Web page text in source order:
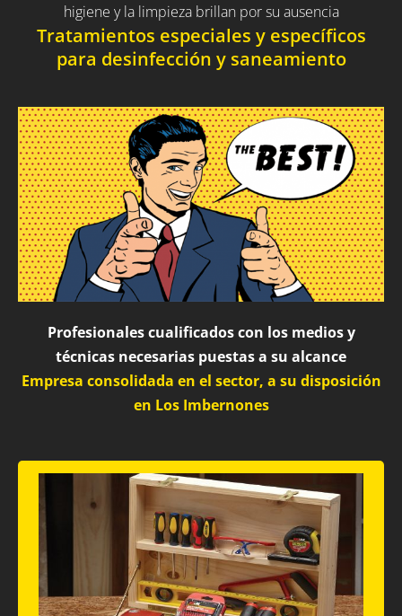
higiene y la limpieza brillan por su ausencia
Tratamientos especiales y específicos
para desinfección y saneamiento
Profesionales cualificados con los medios y
técnicas necesarias puestas a su alcance
Empresa consolidada en el sector, a su disposición
en Los Imbernones